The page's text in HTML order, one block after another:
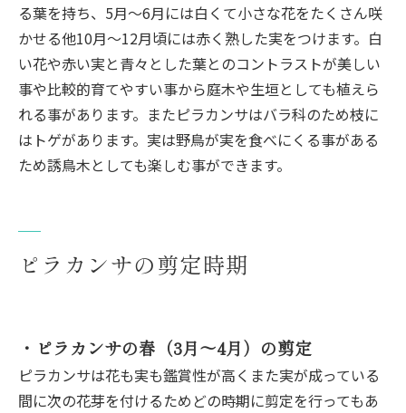
る葉を持ち、5月～6月には白くて小さな花をたくさん咲
かせる他10月～12月頃には赤く熟した実をつけます。白
い花や赤い実と青々とした葉とのコントラストが美しい
事や比較的育てやすい事から庭木や生垣としても植えら
れる事があります。またピラカンサはバラ科のため枝に
はトゲがあります。実は野鳥が実を食べにくる事がある
ため誘鳥木としても楽しむ事ができます。
ピラカンサの剪定時期
・ピラカンサの春（3月～4月）の剪定
ピラカンサは花も実も鑑賞性が高くまた実が成っている
間に次の花芽を付けるためどの時期に剪定を行ってもあ